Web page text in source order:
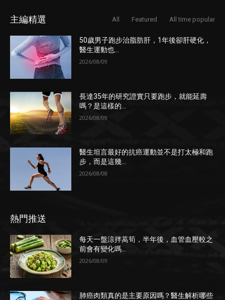
主編精選 All Featured All time popular
50歲男子跑步治脂肪肝，1年後卻肝硬化，
醫生運動也...
2026/08/09
長達35年的研究證實只要跑步，就能延壽
嗎？是這樣的...
2026/08/09
醫生坦言最好的抗癌運動並不是打太極和跑
步，而是這幾...
2026/08/08
熱門推送
每天一盤涼拌萵筍，半年後，血管血壓較之
前會有變化嗎...
2026/08/09
肺癌肉類真的是主要原因嗎？醫生解析哪些